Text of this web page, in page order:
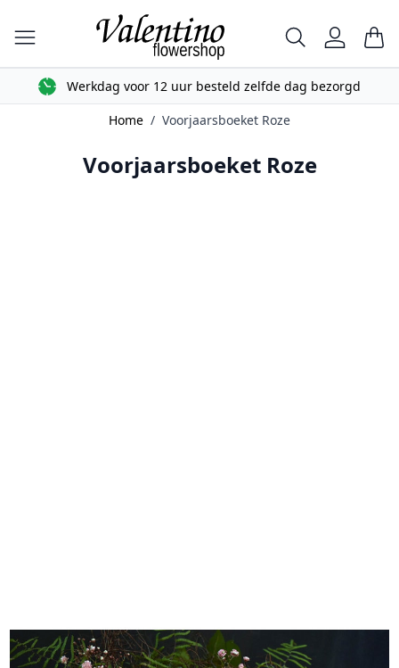
Ga naar de inhoud
Zoek
Werkdag voor 12 uur besteld zelfde dag bezorgd
Home / Voorjaarsboeket Roze
Voorjaarsboeket Roze
Bezorgdatum *